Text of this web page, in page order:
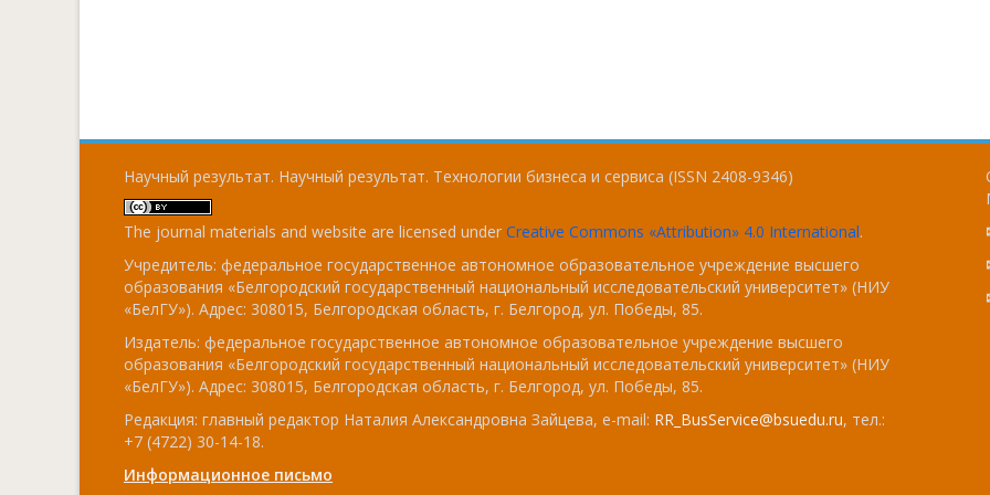
Научный результат. Научный результат. Технологии бизнеса и сервиса (ISSN 2408-9346)
The journal materials and website are licensed under Creative Commons «Attribution» 4.0 International.
Учредитель: федеральное государственное автономное образовательное учреждение высшего
образования «Белгородский государственный национальный исследовательский университет» (НИУ
«БелГУ»). Адрес: 308015, Белгородская область, г. Белгород, ул. Победы, 85.
Издатель: федеральное государственное автономное образовательное учреждение высшего
образования «Белгородский государственный национальный исследовательский университет» (НИУ
«БелГУ»). Адрес: 308015, Белгородская область, г. Белгород, ул. Победы, 85.
Редакция: главный редактор Наталия Александровна Зайцева, e-mail: RR_BusService@bsuedu.ru, тел.:
+7 (4722) 30-14-18.
Информационное письмо